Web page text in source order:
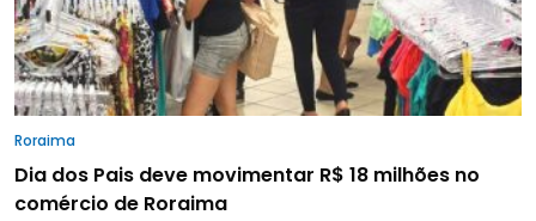
Roraima
Dia dos Pais deve movimentar R$ 18 milhões no
comércio de Roraima